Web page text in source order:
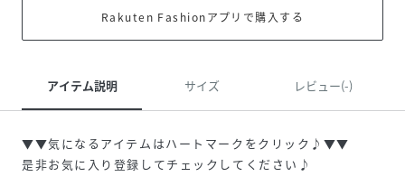
Rakuten Fashionアプリで購入する
アイテム説明 サイズ レビュー(-)
▼▼気になるアイテムはハートマークをクリック♪▼▼
是非お気に入り登録してチェックしてください♪